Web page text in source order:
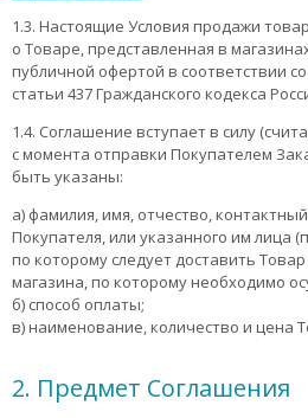
1.3. Настоящие Условия продажи
о Товаре, представленная в
публичной офертой в соответствии
статьи 437 Гражданского кодекса
1.4. Соглашение вступает в силу
с момента отправки Покупателем
быть указаны:
а) фамилия, имя, отчество,
Покупателя, или указанного им лица
по которому следует доставить
магазина, по которому необходимо
б) способ оплаты;
в) наименование, количество и цена
2. Предмет Cоглашения